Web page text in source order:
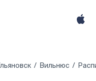
Вильнюс